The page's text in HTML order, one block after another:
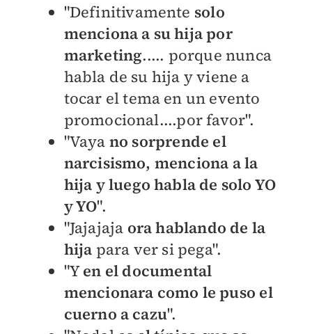
"Definitivamente solo
menciona a su hija por
marketing..... porque nunca
habla de su hija y viene a
tocar el tema en un evento
promocional....por favor".
"Vaya no sorprende el
narcisismo, menciona a la
hija y luego habla de solo YO
y YO".
"Jajajaja ora hablando de la
hija para ver si pega".
"Y en el documental
mencionara como le puso el
cuerno a cazu".